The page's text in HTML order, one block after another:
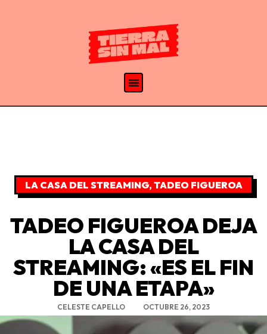
LA CASA DEL STREAMING,TADEO FIGUEROA
TADEO FIGUEROA DEJA
LA CASA DEL
STREAMING: «ES EL FIN
DE UNA ETAPA»
CELESTE CAPELLO OCTUBRE 26, 2023